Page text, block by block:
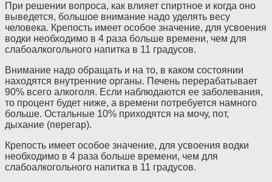
При решении вопроса, как влияет спиртное и когда оно
выведется, большое внимание надо уделять весу
человека. Крепость имеет особое значение, для усвоения
водки необходимо в 4 раза больше времени, чем для
слабоалкогольного напитка в 11 градусов.
Внимание надо обращать и на то, в каком состоянии
находятся внутренние органы. Печень перерабатывает
90% всего алкоголя. Если наблюдаются ее заболевания,
то процент будет ниже, а времени потребуется намного
больше. Остальные 10% приходятся на мочу, пот,
дыхание (перегар).
Крепость имеет особое значение, для усвоения водки
необходимо в 4 раза больше времени, чем для
слабоалкогольного напитка в 11 градусов.